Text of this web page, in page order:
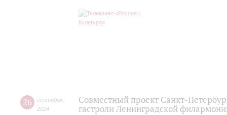
26 сентября
2024
Совместный проект Санкт-
гастроли Ленинградской